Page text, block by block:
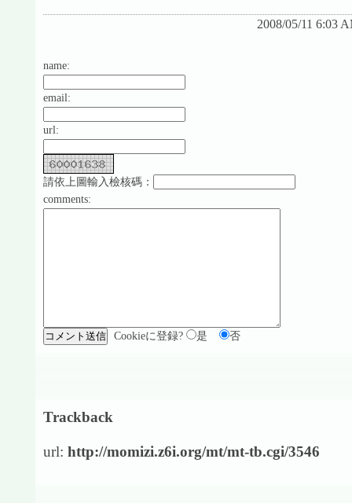
2008/05/11 6:03
name:
email:
url:
請依上圖輸入檢核碼：
comments:
Cookieに登録? 是 否
Trackback
url: http://momizi.z6i.org/mt/mt-tb.cgi/3546